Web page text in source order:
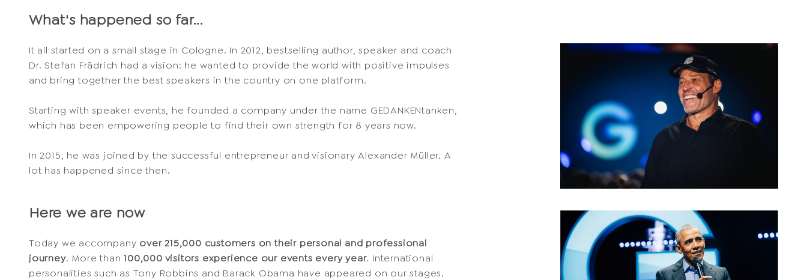
What's happened so far...
It all started on a small stage in Cologne. In 2012, bestselling author, speaker and coach
Dr. Stefan Frädrich had a vision: he wanted to provide the world with positive impulses
and bring together the best speakers in the country on one platform.
Starting with speaker events, he founded a company under the name GEDANKENtanken,
which has been empowering people to find their own strength for 8 years now.
In 2015, he was joined by the successful entrepreneur and visionary Alexander Müller. A
lot has happened since then.
Here we are now
Today we accompany over 215,000 customers on their personal and professional
journey. More than100,000 visitors experience our events every year. International
personalities such as Tony Robbins and Barack Obama have appeared on our stages.